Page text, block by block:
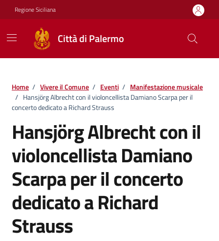
Vai ai contenuti
Vai al footer
Regione Siciliana
Città di Palermo
Home / Vivere il Comune / Eventi / Manifestazione musicale
/ Hansjörg Albrecht con il violoncellista Damiano Scarpa per il
concerto dedicato a Richard Strauss
Hansjörg Albrecht con il
violoncellista Damiano
Scarpa per il concerto
dedicato a Richard
Strauss